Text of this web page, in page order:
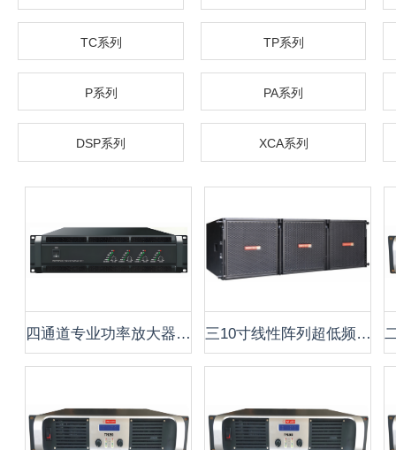
TC系列 TP系列
P系列 PA系列
DSP系列 XCA系列
四通道专业功率放大器 P4750 三10寸线性阵列超低频音箱 CLA-3310S